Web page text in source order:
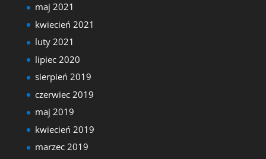
maj 2021
kwiecień 2021
luty 2021
lipiec 2020
sierpień 2019
czerwiec 2019
maj 2019
kwiecień 2019
marzec 2019